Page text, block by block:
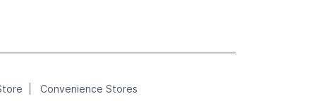
Convenience Stores